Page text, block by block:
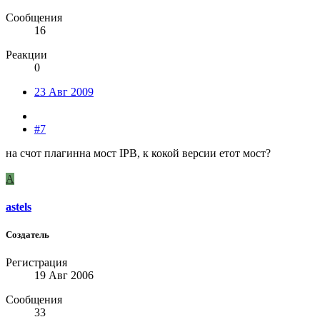
Сообщения
16
Реакции
0
23 Авг 2009
#7
на счот плагинна мост IPB, к кокой версии етот мост?
A
astels
Создатель
Регистрация
19 Авг 2006
Сообщения
33